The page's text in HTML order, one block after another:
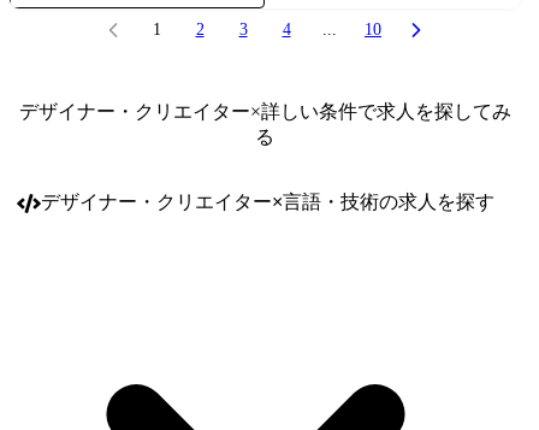
社後1年間は装置理解のために茨城での勤務を行っていただきます。 ※
らお任せします。 【担当装置例】 ・生化学自動分析装置 ・検体検査自
動化システム ・遠隔モニタリングシステム LABOSPECT mobile 【職場イ
声～ 現在、医用ソフト設計グループにて、小型免疫分析装置における制
た。 日立ハイテクの分析装置は、制御対象となる機構や仕様は複雑であ
りながら人の命にかかわる為、製品として一切の不具合が許されませ
1 2 3 4 ... 10
デザイナー・クリエイター×詳しい条件で求人を探してみ
る
デザイナー・クリエイター×言語・技術の求人を探す